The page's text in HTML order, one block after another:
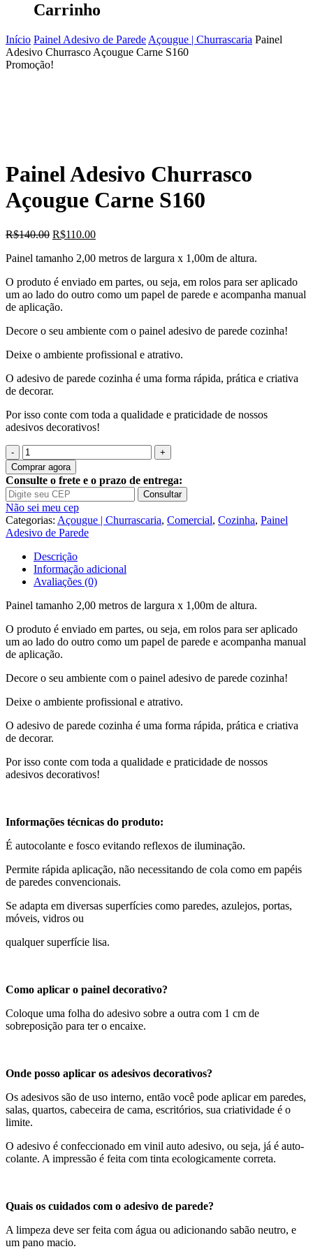
Carrinho
Início Painel Adesivo de Parede Açougue | Churrascaria Painel
Adesivo Churrasco Açougue Carne S160
Promoção!
Painel Adesivo Churrasco
Açougue Carne S160
R$140.00 O
original
R$140.00.
R$110.00O
atual
R$110.00.
Painel tamanho 2,00 metros de largura x 1,00m de altura.
O produto é enviado em partes, ou seja, em rolos para ser aplicado
um ao lado do outro como um papel de parede e acompanha manual
de aplicação.
Decore o seu ambiente com o painel adesivo de parede cozinha!
Deixe o ambiente profissional e atrativo.
O adesivo de parede cozinha é uma forma rápida, prática e criativa
de decorar.
Por isso conte com toda a qualidade e praticidade de nossos
adesivos decorativos!
Quantidade
de
Painel
Adesivo
Churrasco
Açougue
Carne
S160
Comprar agora
Consulte o frete e o prazo de entrega:
Consultar
Não sei meu cep
Categorias: Açougue | Churrascaria, Comercial, Cozinha, Painel
Adesivo de Parede
Descrição
Informação adicional
Avaliações (0)
Painel tamanho 2,00 metros de largura x 1,00m de altura.
O produto é enviado em partes, ou seja, em rolos para ser aplicado
um ao lado do outro como um papel de parede e acompanha manual
de aplicação.
Decore o seu ambiente com o painel adesivo de parede cozinha!
Deixe o ambiente profissional e atrativo.
O adesivo de parede cozinha é uma forma rápida, prática e criativa
de decorar.
Por isso conte com toda a qualidade e praticidade de nossos
adesivos decorativos!
Informações técnicas do produto:
É autocolante e fosco evitando reflexos de iluminação.
Permite rápida aplicação, não necessitando de cola como em papéis
de paredes convencionais.
Se adapta em diversas superfícies como paredes, azulejos, portas,
móveis, vidros ou
qualquer superfície lisa.
Como aplicar o painel decorativo?
Coloque uma folha do adesivo sobre a outra com 1 cm de
sobreposição para ter o encaixe.
Onde posso aplicar os adesivos decorativos?
Os adesivos são de uso interno, então você pode aplicar em paredes,
salas, quartos, cabeceira de cama, escritórios, sua criatividade é o
limite.
O adesivo é confeccionado em vinil auto adesivo, ou seja, já é auto-
colante. A impressão é feita com tinta ecologicamente correta.
Quais os cuidados com o adesivo de parede?
A limpeza deve ser feita com água ou adicionando sabão neutro, e
um pano macio.